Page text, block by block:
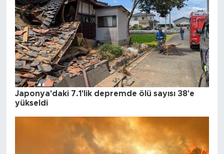
Japonya'daki 7.1'lik depremde ölü sayısı 38'e
yükseldi